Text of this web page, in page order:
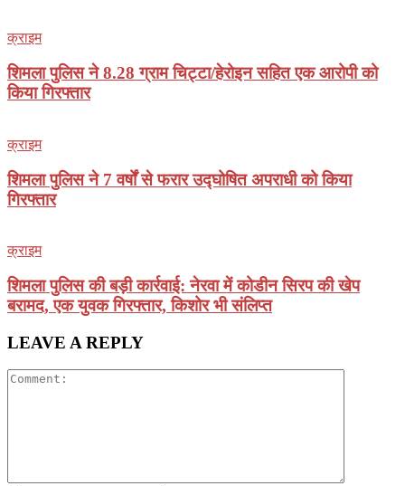
क्राइम
शिमला पुलिस ने 8.28 ग्राम चिट्टा/हेरोइन सहित एक आरोपी को
किया गिरफ्तार
क्राइम
शिमला पुलिस ने 7 वर्षों से फरार उद्घोषित अपराधी को किया
गिरफ्तार
क्राइम
शिमला पुलिस की बड़ी कार्रवाई: नेरवा में कोडीन सिरप की खेप
बरामद, एक युवक गिरफ्तार, किशोर भी संलिप्त
LEAVE A REPLY